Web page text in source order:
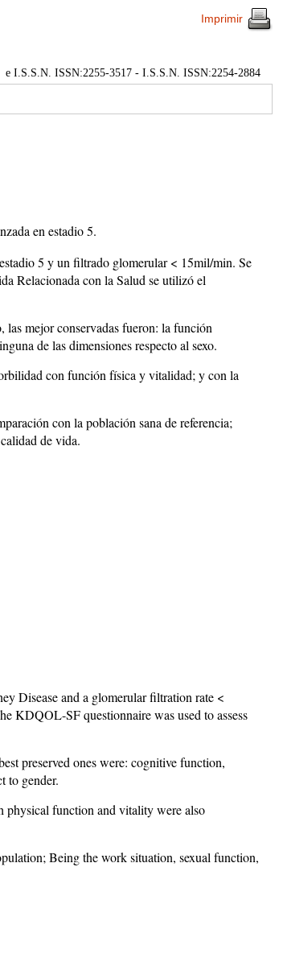
Imprimir
e I.S.S.N. ISSN:2255-3517 - I.S.S.N. ISSN:2254-2884
en estadio 5.
5 y un filtrado glomerular < 15mil/min. Se
Relacionada con la Salud se utilizó el
mejor conservadas fueron: la función
de las dimensiones respecto al sexo.
con función física y vitalidad; y con la
con la población sana de referencia;
de vida.
Disease and a glomerular filtration rate <
KDQOL-SF questionnaire was used to assess
preserved ones were: cognitive function,
to gender.
physical function and vitality were also
Being the work situation, sexual function,